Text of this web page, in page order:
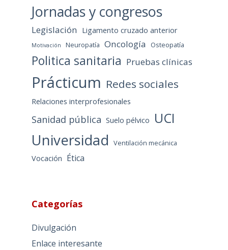
Jornadas y congresos
Legislación Ligamento cruzado anterior
Motivación Neuropatía Oncología Osteopatía
Politica sanitaria Pruebas clínicas
Prácticum Redes sociales
Relaciones interprofesionales
Sanidad pública Suelo pélvico UCI
Universidad Ventilación mecánica
Vocación Ética
Categorías
Divulgación
Enlace interesante